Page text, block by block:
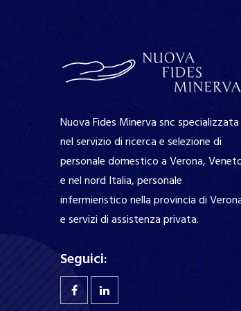
Nuova Fides Minerva snc specializzata
nel servizio di ricerca e selezione di
personale domestico a Verona,
e nel nord Italia, personale
infermieristico nella provincia di
e servizi di assistenza privata.
Seguici: